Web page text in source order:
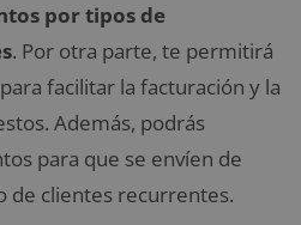
por tipos de
. Por otra parte, te permitirá
facilitar la facturación y la
Además, podrás
para que se envíen de
de clientes recurrentes.